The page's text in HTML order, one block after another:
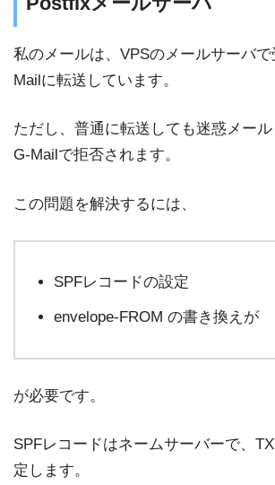
私のメールは、VPSのメールサーバ
Mailに転送しています。
ただし、普通に転送しても迷惑メール
G-Mailで拒否されます。
この問題を解決するには、
SPFレコードの設定
envelope-FROM の書き換えが
が必要です。
SPFレコードはネームサーバーで、
定します。